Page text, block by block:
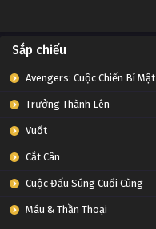
Sắp chiếu
Avengers: Cuộc Chiến Bí Mật
Trưởng Thành Lên
Vuốt
Cắt Cân
Cuộc Đấu Súng Cuối Cùng
Máu & Thần Thoại